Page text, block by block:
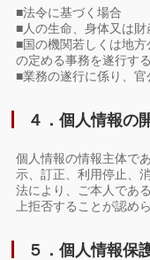
■法令に基づく場合
■人の生命、身体又は
■国の機関若しくは地
の定める事務を遂行す
■業務の遂行に係り、
４．個人情報の
個人情報の情報主体で
示、訂正、利用停止、
法により、ご本人であ
上拒否することが認め
５．個人情報保